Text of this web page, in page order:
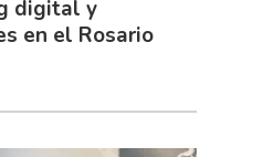
digital y
en el Rosario